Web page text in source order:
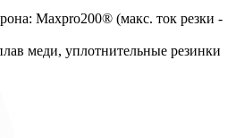
Maxpro200® (макс. ток резки -
меди, уплотнительные резинки